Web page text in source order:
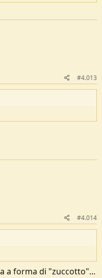
#4.013
#4.014
a forma di "zuccotto"...